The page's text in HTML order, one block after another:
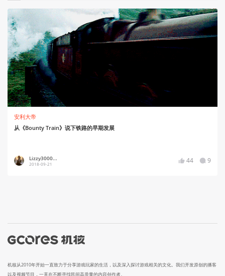
安利大帝
从《Bounty Train》说下铁路的早期发展
Lizzy3000...
2018-09-21 44 9
机核从2010年开始一直致力于分享游戏玩家的生活，以及深入探讨游戏相关的文化。我们开发原创的播客
以及视频节目，一直在不断寻找民间高质量的内容创作者。